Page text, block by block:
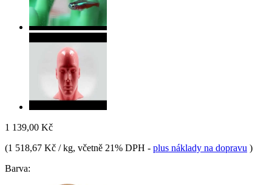
1 139,00 Kč
(1 518,67 Kč / kg, včetně 21% DPH - plus náklady na dopravu )
Barva: